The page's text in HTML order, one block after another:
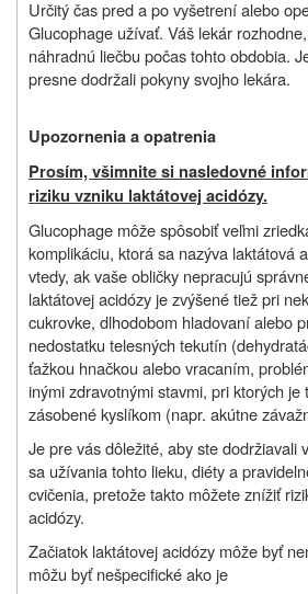
Určitý čas pred a po vyšetrení alebo
Glucophage užívať. Váš lekár
náhradnú liečbu počas tohto obdobia.
presne dodržali pokyny svojho lekára.
Upozornenia a opatrenia
Prosím, všimnite si nasledovné
riziku vzniku laktátovej acidózy.
Glucophage môže spôsobiť veľmi
komplikáciu, ktorá sa nazýva laktátová
vtedy, ak vaše obličky nepracujú
laktátovej acidózy je zvýšené tiež pri
cukrovke, dlhodobom hladovaní alebo
nedostatku telesných tekutín
ťažkou hnačkou alebo vracaním,
inými zdravotnými stavmi, pri ktorých je
zásobené kyslíkom (napr. akútne
Je pre vás dôležité, aby ste dodržiavali
sa užívania tohto lieku, diéty a
cvičenia, pretože takto môžete znížiť
acidózy.
Začiatok laktátovej acidózy môže byť
môžu byť nešpecifické ako je